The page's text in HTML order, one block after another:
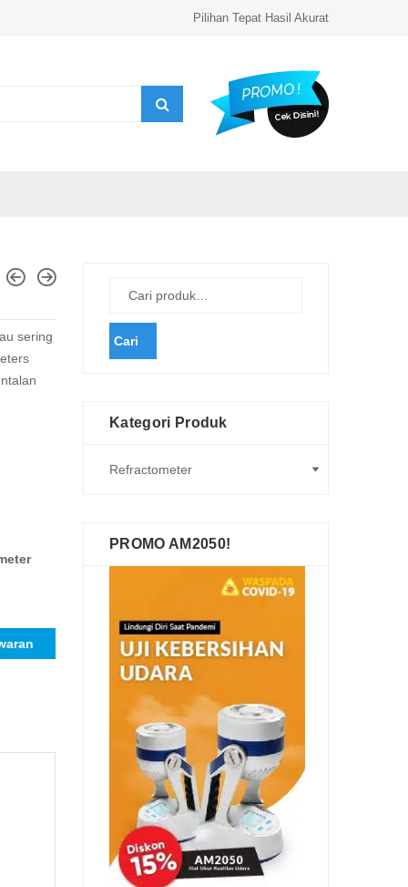
Pilihan Tepat Hasil Akurat
sering
Cari
Kategori Produk
PROMO AM2050!